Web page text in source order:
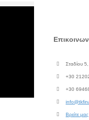
Σταδίου
+30
+30
Βρείτε μας